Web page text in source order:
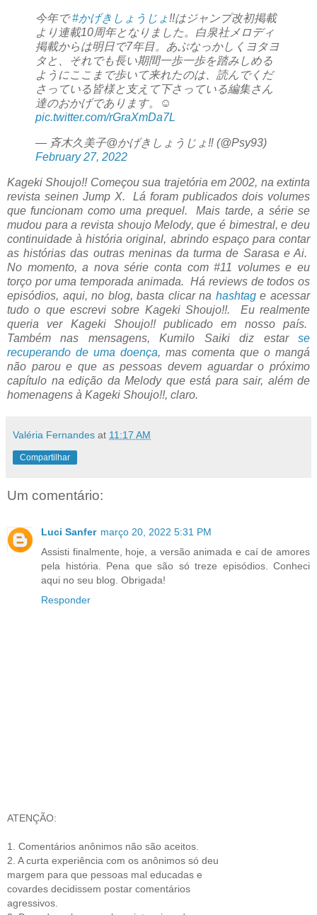
今年で#かげきしょうじょ!!はジャンプ改初掲載
より連載10周年となりました。白泉社メロディ
掲載からは明日で7年目。あぶなっかしくヨタヨ
タと、それでも長い期間一歩一歩を踏みしめる
ようにここまで歩いて来れたのは、読んでくだ
さっている皆様と支えて下さっている編集さん
達のおかげであります。☺️
pic.twitter.com/rGraXmDa7L
— 斉木久美子@かげきしょうじょ‼︎ (@Psy93)
February 27, 2022
Kageki Shoujo!! Começou sua trajetória em 2002, na extinta
revista seinen Jump X. Lá foram publicados dois volumes
que funcionam como uma prequel. Mais tarde, a série se
mudou para a revista shoujo Melody, que é bimestral, e deu
continuidade à história original, abrindo espaço para contar
as histórias das outras meninas da turma de Sarasa e Ai.
No momento, a nova série conta com #11 volumes e eu
torço por uma temporada animada. Há reviews de todos os
episódios, aqui, no blog, basta clicar na hashtage acessar
tudo o que escrevi sobre Kageki Shoujo!!. Eu realmente
queria ver Kageki Shoujo!! publicado em nosso país.
Também nas mensagens, Kumilo Saiki diz estar se
recuperando de uma doença, mas comenta que o mangá
não parou e que as pessoas devem aguardar o próximo
capítulo na edição da Melody que está para sair, além de
homenagens à Kageki Shoujo!!, claro.
Valéria Fernandes at 11:17 AM
Compartilhar
Um comentário:
Luci Sanfer março 20, 2022 5:31 PM
Assisti finalmente, hoje, a versão animada e caí de amores
pela história. Pena que são só treze episódios. Conheci
aqui no seu blog. Obrigada!
Responder
ATENÇÃO:
1. Comentários anônimos não são aceitos.
2. A curta experiência com os anônimos só deu
margem para que pessoas mal educadas e
covardes decidissem postar comentários
agressivos.